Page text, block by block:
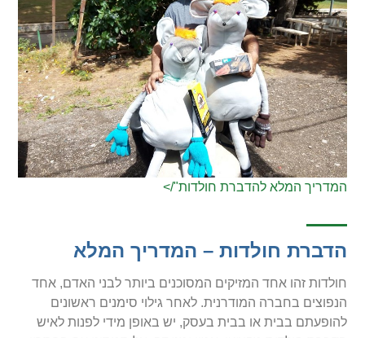
המדריך המלא להדברת חולדות"/>
הדברת חולדות – המדריך המלא
חולדות זהו אחד המזיקים המסוכנים ביותר לבני האדם, אחד
הנפוצים בחברה המודרנית. לאחר גילוי סימנים ראשונים
להופעתם בבית או בבית בעסק, יש באופן מידי לפנות לאיש